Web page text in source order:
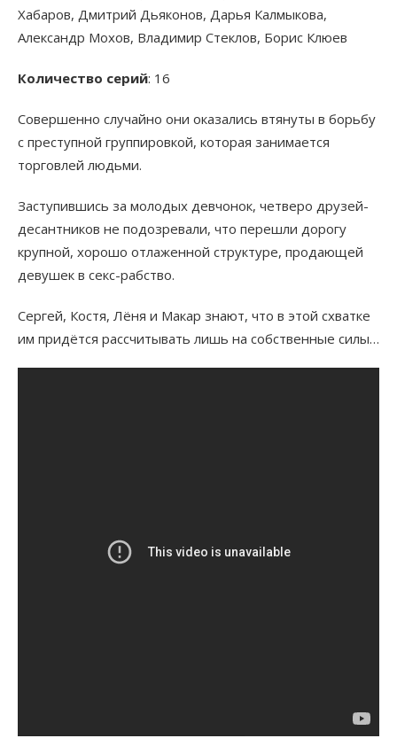
Хабаров, Дмитрий Дьяконов, Дарья Калмыкова,
Александр Мохов, Владимир Стеклов, Борис Клюев
Количество серий: 16
Совершенно случайно они оказались втянуты в борьбу
с преступной группировкой, которая занимается
торговлей людьми.
Заступившись за молодых девчонок, четверо друзей-
десантников не подозревали, что перешли дорогу
крупной, хорошо отлаженной структуре, продающей
девушек в секс-рабство.
Сергей, Костя, Лёня и Макар знают, что в этой схватке
им придётся рассчитывать лишь на собственные силы…